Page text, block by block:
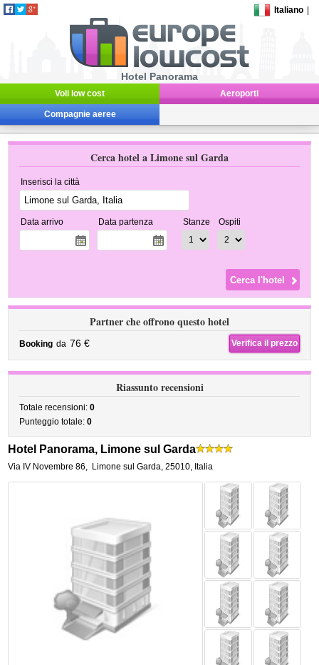
Italiano
Hotel Panorama
Voli low cost Aeroporti
Compagnie aeree
Cerca hotel a Limone sul Garda
Inserisci la città
Data arrivo Data partenza Stanze Ospiti
Partner che offrono questo hotel
Booking da 76 € Verifica il prezzo
Riassunto recensioni
Totale recensioni:0
Punteggio totale:0
Hotel Panorama, Limone sul Garda
Via IV Novembre 86, Limone sul Garda,25010, Italia